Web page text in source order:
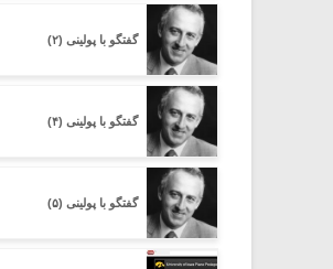
گفتگو با پولینی (۲)
گفتگو با پولینی (۴)
گفتگو با پولینی (۵)